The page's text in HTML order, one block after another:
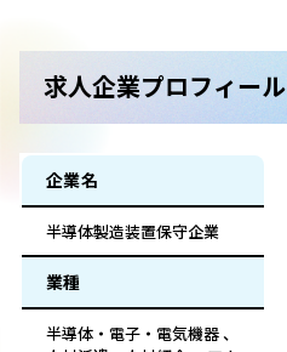
求人企業プロフィール
企業名
半導体製造装置保守企業
業種
半導体・電子・電気機器 、